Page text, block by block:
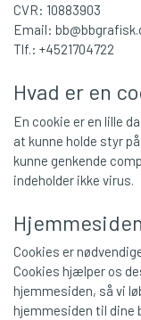
CVR: 10883903
Email:
Tlf.: +4521704722
Hvad er en
En cookie er en lille
at kunne holde styr
kunne genkende
indeholder ikke virus.
Cookies er
Cookies hjælper os
hjemmesiden, så vi
hjemmesiden til dine